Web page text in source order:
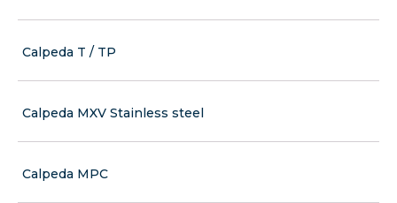
Calpeda T / TP
Calpeda MXV Stainless steel
Calpeda MPC